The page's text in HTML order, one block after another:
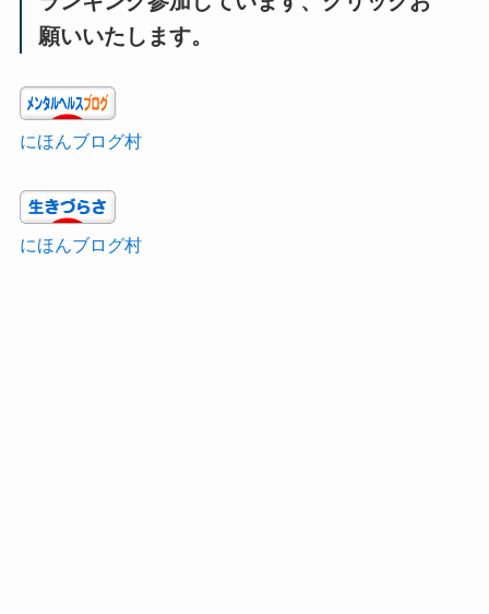
願いいたします。
にほんブログ村
にほんブログ村